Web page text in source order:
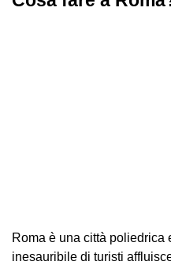
Roma è una città poliedrica
inesauribile di turisti